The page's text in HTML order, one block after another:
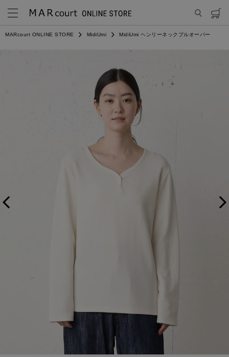
MARcourt ONLINE STORE MidiUmi MidiUmi ヘンリーネックプルオーバー